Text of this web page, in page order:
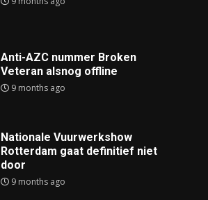
Anti-AZC nummer Broken
Veteran alsnog offline
9 months ago
Nationale Vuurwerkshow
Rotterdam gaat definitief niet
door
9 months ago